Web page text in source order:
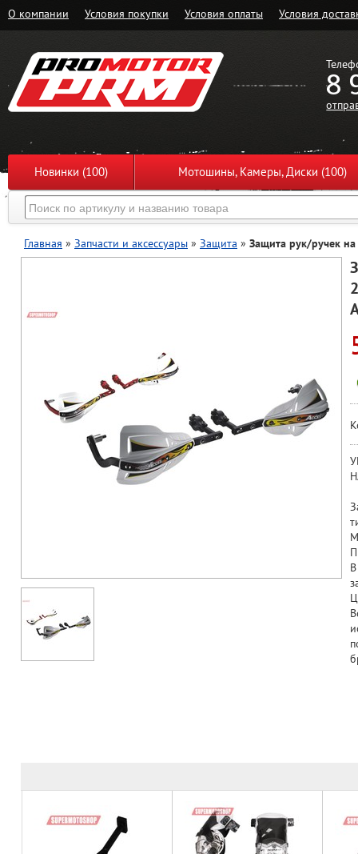
О компании Условия покупки Условия оплаты Условия
8
Новинки (100) Мотошины, Камеры, Диски (100)
Главная » Запчасти и аксессуары » Защита » Защита рук/ручек